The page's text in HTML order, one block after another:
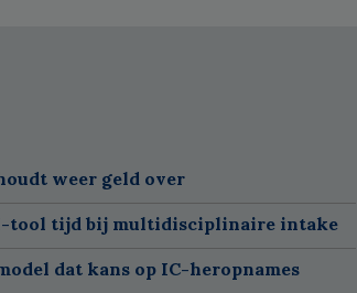
weer geld over
tool tijd bij multidisciplinaire intake
dat kans op IC-heropnames